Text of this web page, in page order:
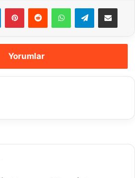
LinkedInPinterestReddit WhatsAppTelegramE-Posta ile
Yorumlar